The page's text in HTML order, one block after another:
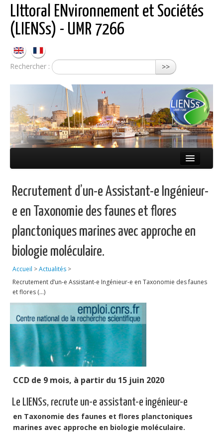
LIttoral ENvironnement et Sociétés
(LIENSs) - UMR 7266
Rechercher : >>
Équipes
Réseaux
Publications
Soutien technique
Données
Emplois/Stages/Formations
Science pour tou·te·s
Actualités
Recrutement d’un-e Assistant-e Ingénieur-
e en Taxonomie des faunes et flores
planctoniques marines avec approche en
biologie moléculaire.
Accueil >Actualités >
Recrutement d’un-e Assistant-e Ingénieur-e en Taxonomie des faunes
et flores (…)
CCD de 9 mois, à partir du 15 juin 2020
Le LIENSs, recrute un-e assistant-e ingénieur-e
en Taxonomie des faunes et flores planctoniques
marines avec approche en biologie moléculaire.